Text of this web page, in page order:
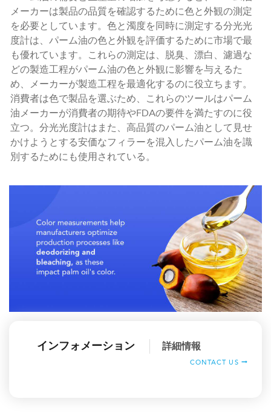
メーカーは製品の品質を確認するために色と外観の測定
を必要としています。色と濁度を同時に測定する分光光
度計は、パーム油の色と外観を評価するために市場で最
も優れています。これらの測定は、脱臭、漂白、濾過な
どの製造工程がパーム油の色と外観に影響を与えるた
め、メーカーが製造工程を最適化するのに役立ちます。
消費者は色で製品を選ぶため、これらのツールはパーム
油メーカーが消費者の期待やFDAの要件を満たすのに役
立つ。分光光度計はまた、高品質のパーム油として見せ
かけようとする安価なフィラーを混入したパーム油を識
別するためにも使用されている。
インフォメーション 詳細情報
CONTACT US